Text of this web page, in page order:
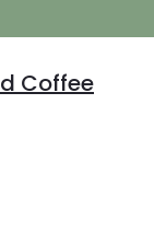
Coffee